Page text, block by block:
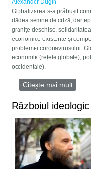
Alexander Dugin
Globalizarea s-a prăbușit
dădea semne de criză, dar
granițe deschise,
economice existente și
problemei coronavirusului.
economie (rețele globale),
occidentale).
Citește mai mult
Războiul